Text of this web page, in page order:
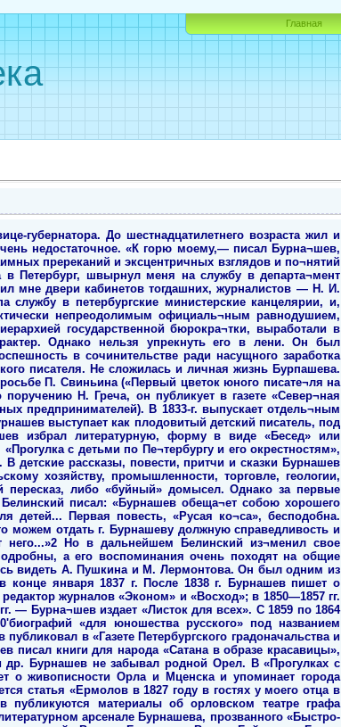
Главная
губернатора. До шестнадцатилетнего возраста жил и
недостаточное. «К горю моему,— писал Бурна¬шев,
пререканий и эксцентричных взглядов и по¬нятий
Петербург, швырнул меня на службу в департа¬мент
мне двери кабинетов тогдашних, журналистов — Н. И.
в петербургские министерские канцелярии, и,
непреодолимым официаль¬ным равнодушием,
государственной бюрокра¬тки, выработали в
Однако нельзя упрекнуть его в лени. Он был
в сочинительстве ради насущного заработка
писателя. Не сложилась и личная жизнь Бурпашева.
П. Свиньина («Первый цветок юного писате¬ля на
Н. Греча, он публикует в газете «Север¬ная
предпринимателей). В 1833-г. выпускает отдель¬ным
выступает как плодовитый детский писатель, под
избрал литературную, форму в виде «Бесед» или
с детьми по Пе¬тербургу и его окрестностям»,
детские рассказы, повести, притчи и сказки Бурнашев
хозяйству, промышленности, торговле, геологии,
либо «буйный» домысел. Однако за первые
писал: «Бурнашев обеща¬ет собою хорошего
Первая повесть, «Русая ко¬са», бесподобна.
можем отдать г. Бурнашеву должную справедливость и
Но в дальнейшем Белинский из¬менил свое
а его воспоминания очень походят на общие
видеть А. Пушкина и М. Лермонтова. Он был одним из
конце января 1837 г. После 1838 г. Бурнашев пишет о
журналов «Эконом» и «Восход»; в 1850—1857 гг.
— Бурна¬шев издает «Листок для всех». С 1859 по 1864
«для юношества русского» под названием
в «Газете Петербургского градоначальства и
писал книги для народа «Сатана в образе красавицы»,
др. Бурнашев не забывал родной Орел. В «Прогулках с
о живописности Орла и Мценска и упоминает города
статья «Ермолов в 1827 году в гостях у моего отца в
материалы об орловском театре графа
арсенале Бурнашева, прозванного «Быстро-